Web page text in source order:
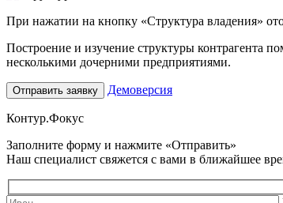
При нажатии на кнопку «Структура владения»
Построение и изучение структуры контрагента
несколькими дочерними предприятиями.
Отправить заявку Демоверсия
Контур.Фокус
Заполните форму и нажмите «Отправить»
Наш специалист свяжется с вами в ближайшее